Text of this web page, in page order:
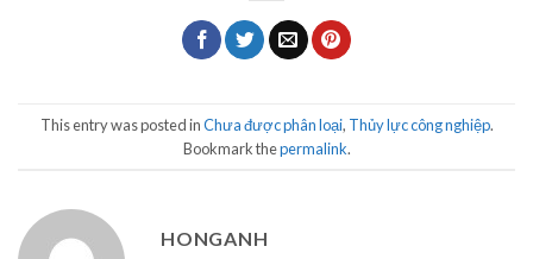
This entry was posted inChưa được phân loại, Thủy lực công nghiệp.
Bookmark thepermalink.
HONGANH